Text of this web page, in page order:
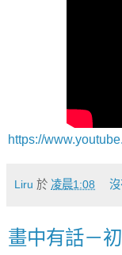
https://
Liru 於 凌晨1:08
畫中有話－